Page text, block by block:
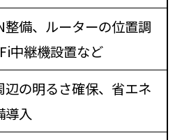
整備、ルーターの位置調
中継機設置など
辺の明るさ確保、省エネ
導入